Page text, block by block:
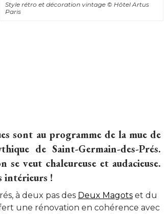
Style rétro et décoration vintage © Hôtel Artus
Paris
sont au programme de la mue de
de Saint-Germain-des-Prés.
veut chaleureuse et audacieuse.
intérieurs !
à deux pas des Deux Magots et du
une rénovation en cohérence avec